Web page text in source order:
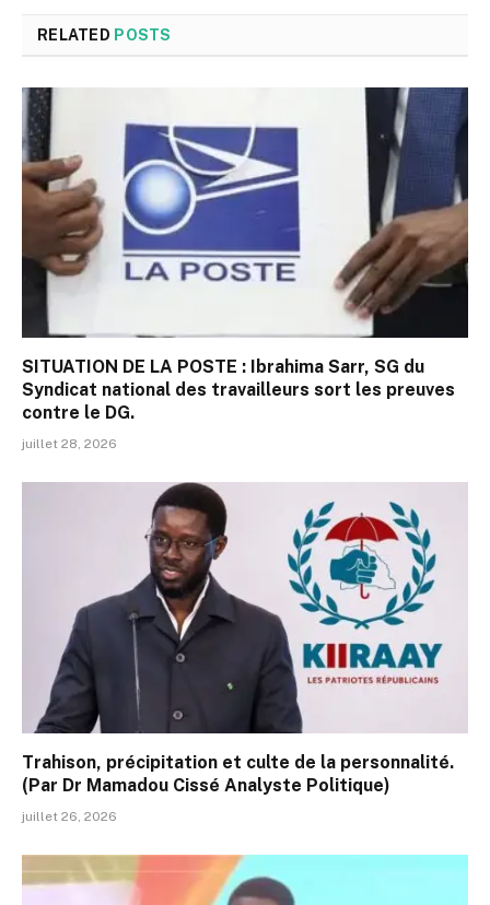
RELATED POSTS
SITUATION DE LA POSTE : Ibrahima Sarr, SG du
Syndicat national des travailleurs sort les preuves
contre le DG.
juillet 28, 2026
Trahison, précipitation et culte de la personnalité.
(Par Dr Mamadou Cissé Analyste Politique)
juillet 26, 2026